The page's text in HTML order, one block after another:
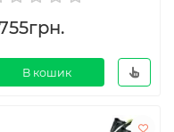
В кошик